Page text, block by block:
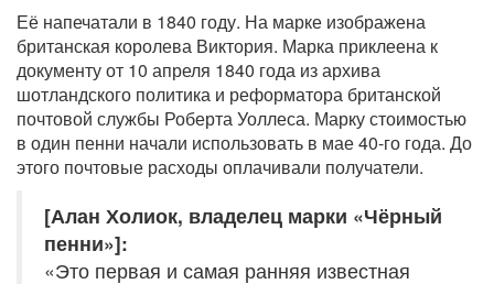
Её напечатали в 1840 году. На марке изображена
британская королева Виктория. Марка приклеена к
документу от 10 апреля 1840 года из архива
шотландского политика и реформатора британской
почтовой службы Роберта Уоллеса. Марку стоимостью
в один пенни начали использовать в мае 40-го года. До
этого почтовые расходы оплачивали получатели.
[Алан Холиок, владелец марки «Чёрный
пенни»]:
«Это первая и самая ранняя известная